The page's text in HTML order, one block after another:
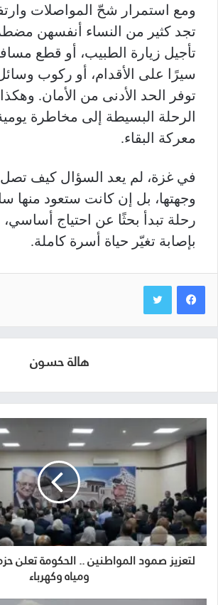
ومع استمرار شحّ المواصلات
تجد كثير من النساء أنفسهن
تأجيل زيارة الطبيب، أو قطع
سيرًا على الأقدام، أو ركوب وسائل
توفر الحد الأدنى من الأمان.
الرحلة البسيطة إلى مخاطرة
معركة البقاء.
في غزة، لم يعد السؤال كيف تصل
وجهتها، بل إن كانت ستعود منها
رحلة تبدأ بحثًا عن احتياج أساسي،
بإصابة تغيّر حياة أسرة كاملة.
هالة حسون
لتعزيز صمود المواطنين .. الحكومة تعلن
ومياه وكهرباء